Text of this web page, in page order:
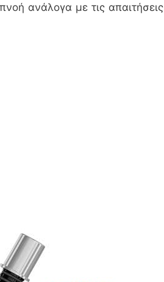
ανάλογα με τις απαιτήσεις